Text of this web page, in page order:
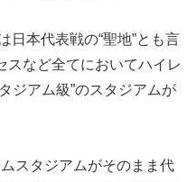
日本代表戦の“聖地”とも言
スなど全てにおいてハイレ
ジアム級”のスタジアムが
スタジアムがそのまま代